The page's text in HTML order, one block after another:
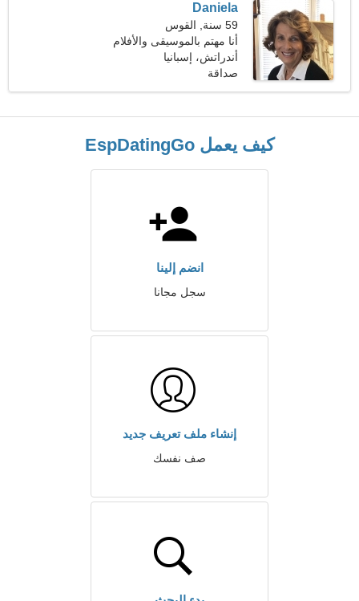
Daniela
59 سنة, القوس
أنا مهتم بالموسيقى والأفلام
أندراتش، إسبانيا
صداقة
كيف يعمل EspDatingGo
انضم إلينا
سجل مجانا
إنشاء ملف تعريف جديد
صف نفسك